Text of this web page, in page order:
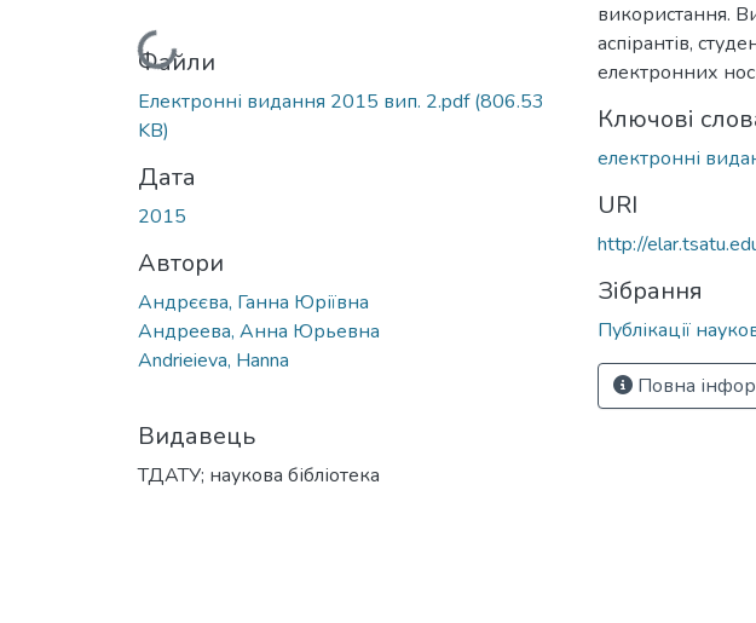
Вантажиться...
Файли
Електронні видання 2015 вип. 2.pdf(806.53
KB)
Дата
2015
Автори
Андрєєва, Ганна Юріївна
Андреева, Анна Юрьевна
Andrieieva, Hanna
Видавець
ТДАТУ; наукова бібліотека
використання.
аспірантів,
електронних
Ключові
електронні
URI
http://
Зібрання
Публікації
Повна